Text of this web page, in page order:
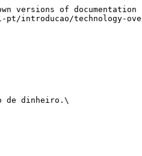
versions of documentation
introducao/technology-
de dinheiro.\